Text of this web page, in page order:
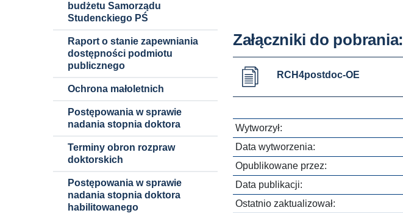
budżetu Samorządu
Studenckiego PŚ
Raport o stanie zapewniania
dostępności podmiotu
publicznego
Ochrona małoletnich
Postępowania w sprawie
nadania stopnia doktora
Terminy obron rozpraw
doktorskich
Postępowania w sprawie
nadania stopnia doktora
habilitowanego
Załączniki do pobrania:
RCH4postdoc-OE
Wytworzył:
Data wytworzenia:
Opublikowane przez:
Data publikacji:
Ostatnio zaktualizował: